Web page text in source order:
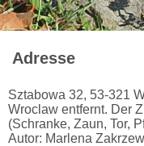
Adresse
Sztabowa 32, 53-321
Wroclaw entfernt. Der
(Schranke, Zaun, Tor,
Autor: Marlena